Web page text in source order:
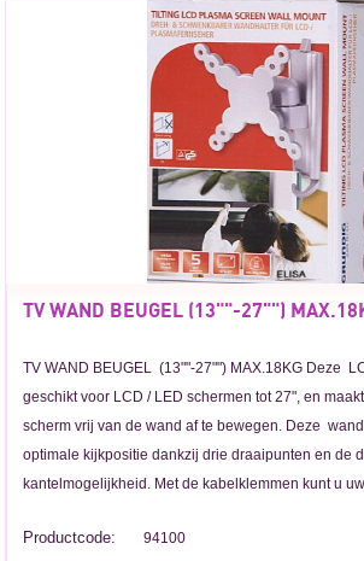
TV WAND BEUGEL (13""-27"")
TV WAND BEUGEL (13""-27"") MAX.18KG Deze
geschikt voor LCD / LED schermen tot 27", en
scherm vrij van de wand af te bewegen. Deze
optimale kijkpositie dankzij drie draaipunten en de
kantelmogelijkheid. Met de kabelklemmen kunt u
Productcode: 94100